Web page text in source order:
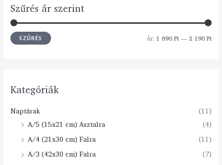
Szűrés ár szerint
SZŰRÉS Ár: 1 690 Ft— 2 190 Ft
Kategóriák
Naptárak
(11)
A/5 (15x21 cm) Asztalra
(4)
A/4 (21x30 cm) Falra
(11)
A/3 (42x30 cm) Falra
(7)